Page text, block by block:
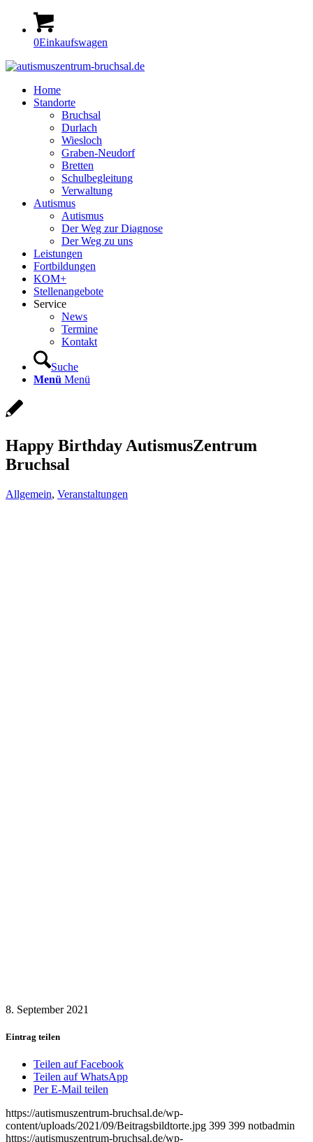
0Einkaufswagen
Home
Standorte
Bruchsal
Durlach
Wiesloch
Graben-Neudorf
Bretten
Schulbegleitung
Verwaltung
Autismus
Autismus
Der Weg zur Diagnose
Der Weg zu uns
Leistungen
Fortbildungen
KOM+
Stellenangebote
Service
News
Termine
Kontakt
Suche
Menü Menü
Happy Birthday AutismusZentrum
Bruchsal
Allgemein, Veranstaltungen
8. September 2021
Eintrag teilen
Teilen auf Facebook
Teilen auf WhatsApp
Per E-Mail teilen
https://autismuszentrum-bruchsal.de/wp-
content/uploads/2021/09/Beitragsbildtorte.jpg 399 399 notbadmin
https://autismuszentrum-bruchsal.de/wp-